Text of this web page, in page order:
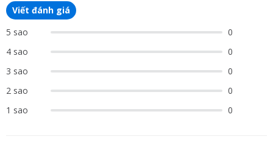
Viết đánh giá
5 sao
0
4 sao
0
3 sao
0
2 sao
0
1 sao
0